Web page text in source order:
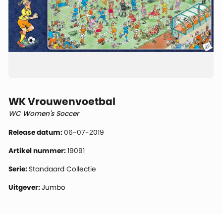
WK Vrouwenvoetbal
WC Women's Soccer
Release datum:06-07-2019
Artikel nummer:19091
Serie: Standaard Collectie
Uitgever:Jumbo